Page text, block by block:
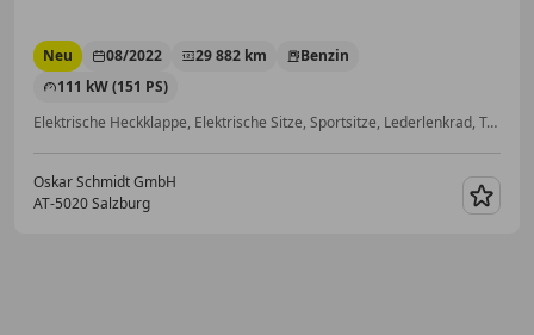
Neu 08/2022 29 882 km
Benzin
111 kW (151 PS)
Elektrische Heckklappe, Elektrische Sitze, Sportsitze, Lederlenkrad, Tempomat, Alufelgen, Einparkhilfe Rückfahrkamera, Notrufsystem
Oskar Schmidt GmbH
AT-5020 Salzburg